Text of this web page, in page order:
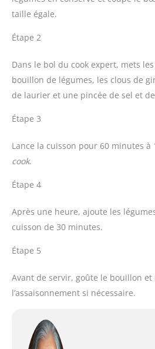
taille égale.
Étape 2
Dans le bol du cook expert, mets
bouillon de légumes, les clous de
de laurier et une pincée de sel et
Étape 3
Lance la cuisson pour 60 minutes à
cook.
Étape 4
Après une heure, ajoute les
cuisson de 30 minutes.
Étape 5
Avant de servir, goûte le bouillon et
l’assaisonnement si nécessaire.